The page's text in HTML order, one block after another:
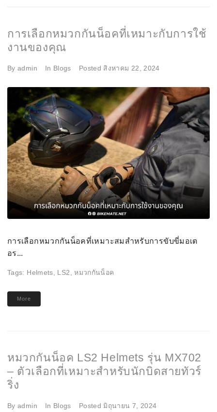
การเลือกหมวกกันน็อคที่เหมาะกับการใช้
งานของคุณ
Byadmin In Blogs Posted สิงหาคม 22, 2024
การเลือกหมวกกันน็อคที่เหมาะสมสำหรับการขับขี่มอเต
อร...
Tags: Helmets, LS2,หมวกกันน็อค
More
หมวกกันน็อค LS2 Helmets รุ่น MX702
– ตัวเลือกที่เหมาะสำหรับนักบิดสายทัวร์
ริ่ง
Byadmin In Blogs Posted มิถุนายน 7, 2024